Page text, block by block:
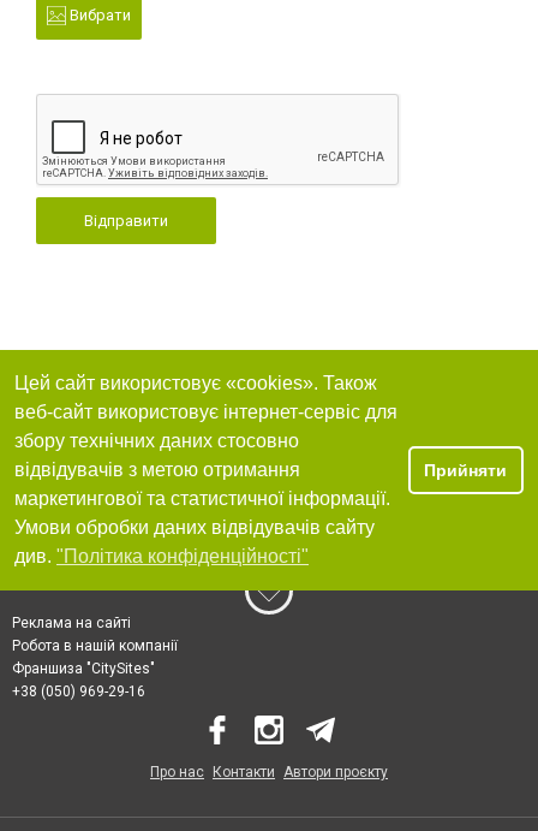
Вибрати
Відправити
Цей сайт використовує «cookies». Також
веб-сайт використовує інтернет-сервіс для
збору технічних даних стосовно
відвідувачів з метою отримання
маркетингової та статистичної інформації.
Умови обробки даних відвідувачів сайту
див. "Політика конфіденційності"
Прийняти
Реклама на сайті
Робота в нашій компанії
Франшиза "CitySites"
+38 (050) 969-29-16
Про нас Контакти Автори проєкту